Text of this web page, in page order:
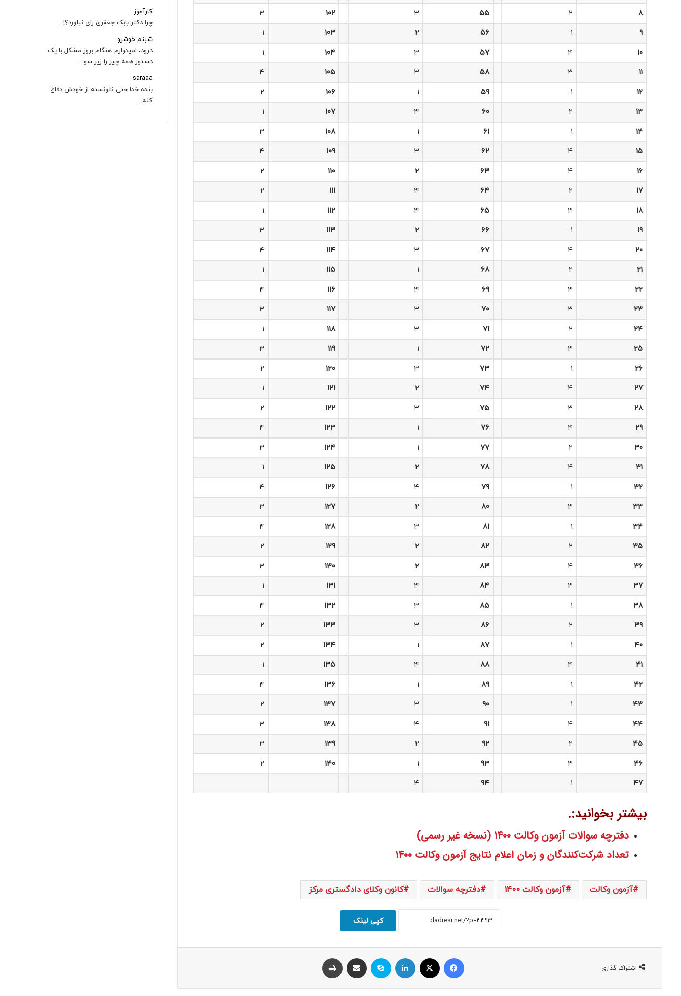
۸
۲ ۵۵ ۳ ۱۰۲
۳
۹
۱ ۵۶ ۲ ۱۰۳
۱
۱۰
۴ ۵۷ ۳ ۱۰۴
۱
۱۱
۳ ۵۸ ۳ ۱۰۵
۴
۱۲
۱ ۵۹ ۱ ۱۰۶
۲
۱۳
۲ ۶۰ ۴ ۱۰۷
۱
۱۴
۱ ۶۱ ۱ ۱۰۸
۳
۱۵
۴ ۶۲ ۳ ۱۰۹
۴
۱۶
۴ ۶۳ ۲ ۱۱۰
۲
۱۷
۲ ۶۴ ۴ ۱۱۱
۲
۱۸
۳ ۶۵ ۴ ۱۱۲
۱
۱۹
۱ ۶۶ ۲ ۱۱۳
۳
۲۰
۴ ۶۷ ۳ ۱۱۴
۴
۲۱
۲ ۶۸ ۱ ۱۱۵
۱
۲۲
۳ ۶۹ ۴ ۱۱۶
۴
۲۳
۳ ۷۰ ۳ ۱۱۷
۳
۲۴
۲ ۷۱ ۳ ۱۱۸
۱
۲۵
۳ ۷۲ ۱ ۱۱۹
۳
۲۶
۱ ۷۳ ۳ ۱۲۰
۲
۲۷
۴ ۷۴ ۲ ۱۲۱
۱
۲۸
۳ ۷۵ ۳ ۱۲۲
۲
۲۹
۴ ۷۶ ۱ ۱۲۳
۴
۳۰
۲ ۷۷ ۱ ۱۲۴
۳
۳۱
۴ ۷۸ ۲ ۱۲۵
۱
۳۲
۱ ۷۹ ۴ ۱۲۶
۴
۳۳
۳ ۸۰ ۲ ۱۲۷
۳
۳۴
۱ ۸۱ ۳ ۱۲۸
۴
۳۵
۲ ۸۲ ۲ ۱۲۹
۲
۳۶
۴ ۸۳ ۲ ۱۳۰
۳
۳۷
۳ ۸۴ ۴ ۱۳۱
۱
۳۸
۱ ۸۵ ۳ ۱۳۲
۴
۳۹
۲ ۸۶ ۳ ۱۳۳
۲
۴۰
۱ ۸۷ ۱ ۱۳۴
۲
۴۱
۴ ۸۸ ۴ ۱۳۵
۱
۴۲
۱ ۸۹ ۱ ۱۳۶
۴
۴۳
۱ ۹۰ ۳ ۱۳۷
۲
۴۴
۴ ۹۱ ۴ ۱۳۸
۳
۴۵
۲ ۹۲ ۲ ۱۳۹
۳
۴۶
۳ ۹۳ ۱ ۱۴۰
۲
۴۷
۱ ۹۴ ۴
بیشتر بخوانید:.
دفترچه سوالات آزمون وکالت 1400 (نسخه غیر رسمی)
تعداد شرکت‌کنندگان و زمان اعلام نتایج آزمون وکالت 1400
آزمون وکالت آزمون وکالت 1400 دفترچه سوالات کانون وکلای دادگستری مرکز
کپی لینک
اشتراک گذاری
فیسبوک ایکس لینکداین اسکایپ اشتراک با ایمیل
کارآموز
چرا دکتر بابک جعفری رای نیاورد؟!...
شبنم خوشرو
درود، امیدوارم هنگام بروز مشکل با یک
دستور همه چیز را زیر سو...
saraaa
بنده خدا حتی نتونسته از خودش دفاع
کنه......